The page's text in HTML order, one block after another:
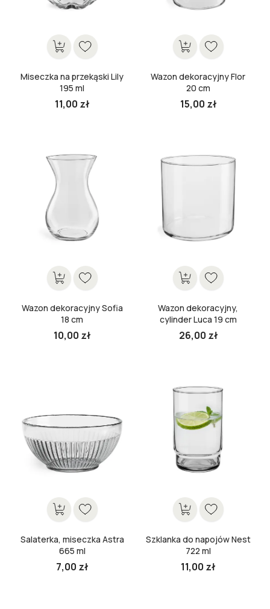
Miseczka na przekąski Lily
195 ml
11,00 zł
Wazon dekoracyjny Flor
20 cm
15,00 zł
Wazon dekoracyjny Sofia
18 cm
10,00 zł
Wazon dekoracyjny,
cylinder Luca 19 cm
26,00 zł
Salaterka, miseczka Astra
665 ml
7,00 zł
Szklanka do napojów Nest
722 ml
11,00 zł